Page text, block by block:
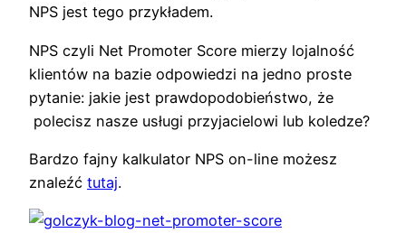
NPS jest tego przykładem.
NPS czyli Net Promoter Score mierzy lojalność
klientów na bazie odpowiedzi na jedno proste
pytanie: jakie jest prawdopodobieństwo, że
polecisz nasze usługi przyjacielowi lub koledze?
Bardzo fajny kalkulator NPS on-line możesz
znaleźć tutaj.